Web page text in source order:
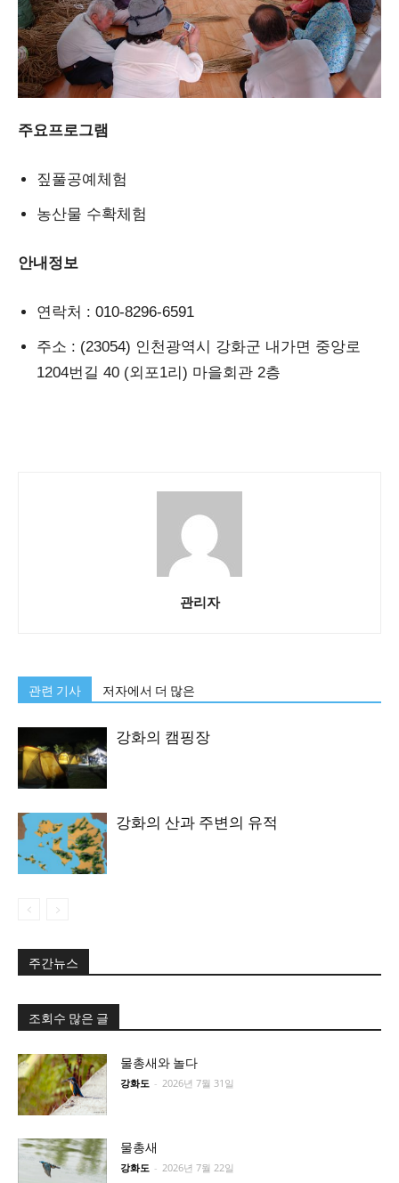
주요프로그램
짚풀공예체험
농산물 수확체험
안내정보
연락처 : 010-8296-6591
주소 : (23054) 인천광역시 강화군 내가면 중앙로
1204번길 40 (외포1리) 마을회관 2층
관리자
관련 기사 저자에서 더 많은
강화의 캠핑장
강화의 산과 주변의 유적
주간뉴스
조회수 많은 글
물총새와 놀다
강화도 - 2026년 7월 31일
물총새
강화도 - 2026년 7월 22일